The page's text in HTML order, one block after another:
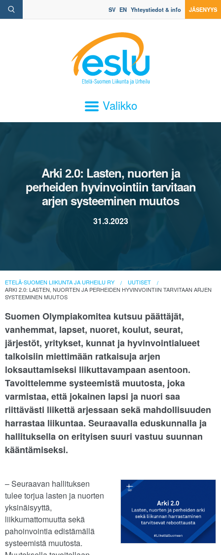
SV EN Yhteystiedot & info JÄSENYYS
Valikko
Arki 2.0: Lasten, nuorten ja
perheiden hyvinvointiin tarvitaan
arjen systeeminen muutos
31.3.2023
ETELÄ-SUOMEN LIIKUNTA JA URHEILU RY
UUTISET
ARKI 2.0: LASTEN, NUORTEN JA PERHEIDEN HYVINVOINTIIN TARVITAAN ARJEN
SYSTEEMINEN MUUTOS
Suomen Olympiakomitea kutsuu päättäjät,
vanhemmat, lapset, nuoret, koulut, seurat,
järjestöt, yritykset, kunnat ja hyvinvointialueet
talkoisiin miettimään ratkaisuja arjen
loksauttamiseksi liikuttavampaan asentoon.
Tavoittelemme systeemistä muutosta, joka
varmistaa, että jokainen lapsi ja nuori saa
riittävästi liikettä arjessaan sekä mahdollisuuden
harrastaa liikuntaa. Seuraavalla eduskunnalla ja
hallituksella on erityisen suuri vastuu suunnan
kääntämiseksi.
– Seuraavan hallituksen
tulee torjua lasten ja nuorten
yksinäisyyttä,
liikkumattomuutta sekä
pahoinvointia edistämällä
systeemistä muutosta.